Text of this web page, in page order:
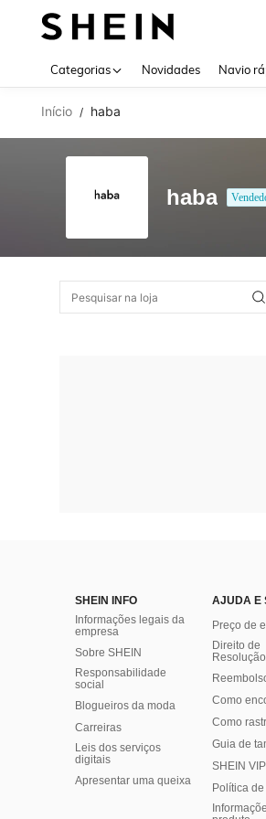
Categorias Novidades Navio
Início / haba
haba
SHEIN INFO
Informações legais da
empresa
Sobre SHEIN
Responsabilidade
social
Blogueiros da moda
Carreiras
Leis dos serviços
digitais
Apresentar uma queixa
AJUDA E
Preço de
Direito de
Como
Como
Guia de
SHEIN VIP
Política